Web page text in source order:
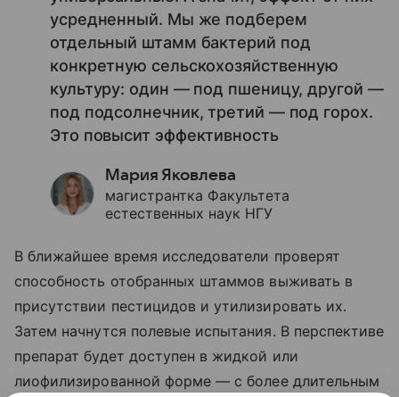
усредненный. Мы же подберем
отдельный штамм бактерий под
конкретную сельскохозяйственную
культуру: один — под пшеницу, другой —
под подсолнечник, третий — под горох.
Это повысит эффективность
Мария Яковлева
магистрантка Факультета
естественных наук НГУ
В ближайшее время исследователи проверят
способность отобранных штаммов выживать в
присутствии пестицидов и утилизировать их.
Затем начнутся полевые испытания. В перспективе
препарат будет доступен в жидкой или
лиофилизированной форме — с более длительным